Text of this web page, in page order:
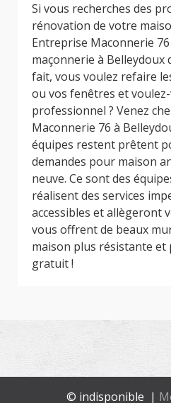
Si vous recherches des
rénovation de votre
Entreprise Maconnerie
maçonnerie à Belleydoux
fait, vous voulez refaire
ou vos fenêtres et
professionnel ? Venez
Maconnerie 76 à
équipes restent prêtent
demandes pour maison
neuve. Ce sont des
réalisent des services
accessibles et allègeront
vous offrent de beaux
maison plus résistante et
gratuit !
© indisponible |